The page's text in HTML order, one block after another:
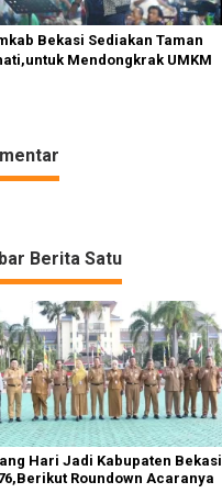
Bekasi Sediakan Taman
Mendongkrak UMKM
Berita Satu
Hari Jadi Kabupaten Bekasi
Roundown Acaranya